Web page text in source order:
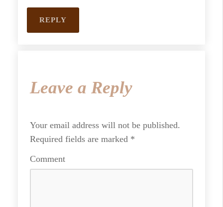
REPLY
Leave a Reply
Your email address will not be published.
Required fields are marked *
Comment